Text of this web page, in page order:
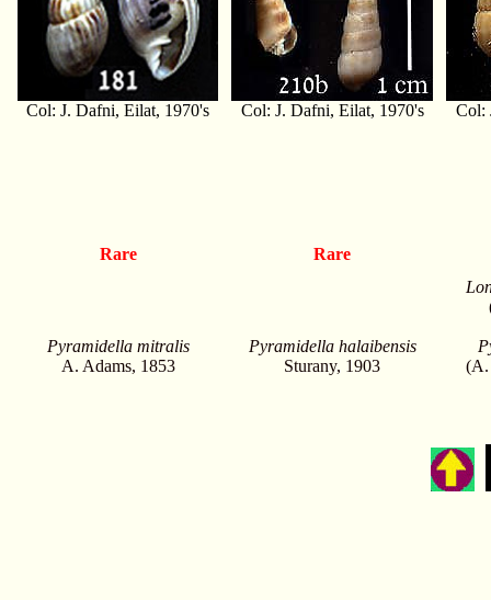
Col: J. Dafni, Eilat, 1970's Col: J. Dafni, Eilat, 1970's Col:
Rare Rare
Pyramidella mitralis
A. Adams, 1853
Pyramidella halaibensis
Sturany, 1903
(A.